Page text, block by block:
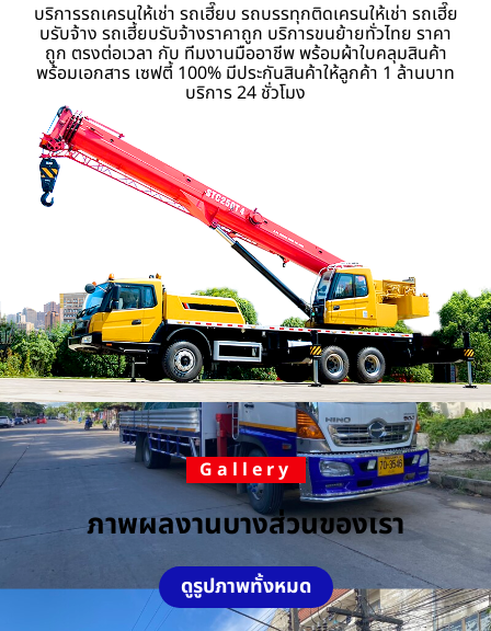
บริการรถเครนให้เช่า รถเฮี๊ยบ รถบรรทุกติดเครนให้เช่า รถเฮี๊ย
บรับจ้าง รถเฮี้ยบรับจ้างราคาถูก บริการขนย้ายทั่วไทย ราคา
ถูก ตรงต่อเวลา กับ ทีมงานมืออาชีพ พร้อมผ้าใบคลุมสินค้า
พร้อมเอกสาร เซฟตี้ 100% มีประกันสินค้าให้ลูกค้า 1 ล้านบาท
บริการ 24 ชั่วโมง
Gallery
ภาพผลงานบางส่วนของเรา
ดูรูปภาพทั้งหมด